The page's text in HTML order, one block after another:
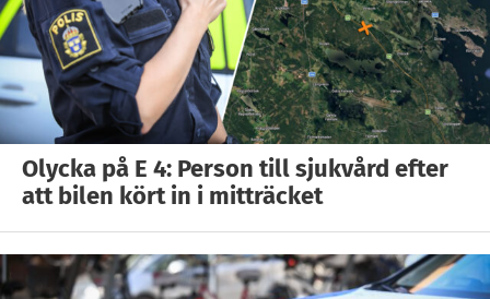
Olycka på E 4: Person till sjukvård efter
att bilen kört in i mitträcket